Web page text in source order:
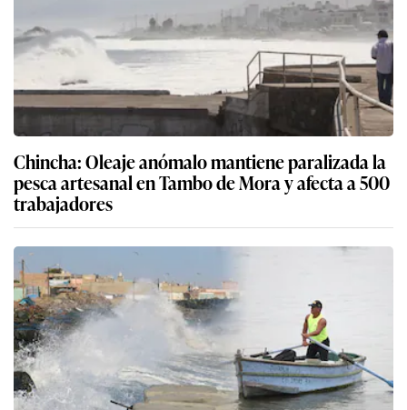
Chincha: Oleaje anómalo mantiene paralizada la
pesca artesanal en Tambo de Mora y afecta a 500
trabajadores